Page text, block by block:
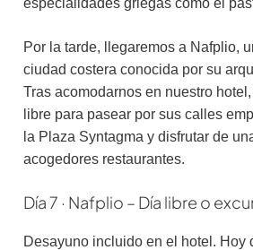
Por la tarde, llegaremos a Nafplio,
ciudad costera conocida por su
Tras acomodarnos en nuestro
libre para pasear por sus calles
la Plaza Syntagma y disfrutar de
acogedores restaurantes.
Día 7 · Nafplio – Día libre o
Desayuno incluido en el hotel. Hoy